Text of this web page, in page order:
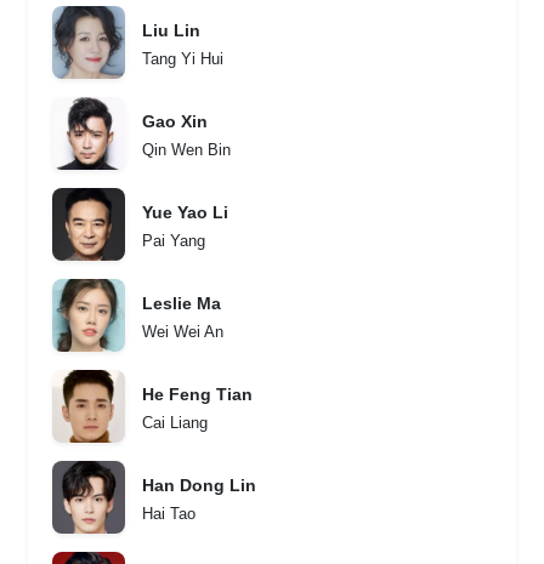
Liu Lin
Tang Yi Hui
Gao Xin
Qin Wen Bin
Yue Yao Li
Pai Yang
Leslie Ma
Wei Wei An
He Feng Tian
Cai Liang
Han Dong Lin
Hai Tao